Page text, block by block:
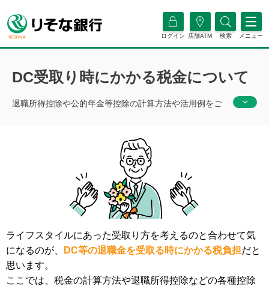
ログイン 店舗ATM 検索 メニュー
DC受取り時にかかる税金について
退職所得控除や公的年金等控除の計算方法や活用例をご
ライフスタイルにあった受取り方を考えるのと合わせて気
になるのが、
DC等の退職金を受取る時にかかる税負担だと
思います。
ここでは、税金の計算方法や退職所得控除などの各種控除